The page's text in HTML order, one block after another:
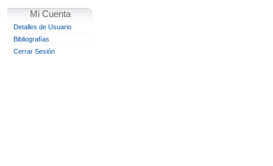
Mi Cuenta
Detalles de Usuario
Bibliografías
Cerrar Sesión